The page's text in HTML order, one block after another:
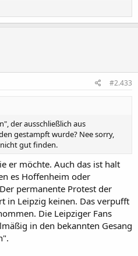
#2.433
der ausschließlich aus
gestampft wurde? Nee sorry,
gut finden.
er möchte. Auch das ist halt
es Hoffenheim oder
permanente Protest der
in Leipzig keinen. Das verpufft
Die Leipziger Fans
in den bekannten Gesang